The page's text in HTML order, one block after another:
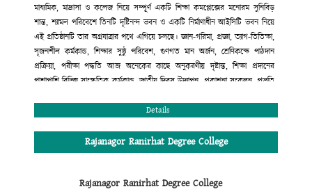
মাধ্যমিক, মাদ্রাসা ও কলেজ নিয়ে সম্পূর্ণ একটি শিক্ষা কমপ্লেক্সের মনোরম সুনিবিড়
শান্ত, শ্যামল পরিবেশে তিনটি দৃষ্টিনন্দ ভবন ও একটি নির্মাণাধীন আইসিটি ভবন নিয়ে
এই প্রতিষ্ঠানটি তার অগ্রযাত্রার পথে এগিয়ে চলছে। জ্ঞান-গরিমা, প্রজ্ঞা, ত্যাগ-তিতিক্ষা,
সৃজনশীল কর্মকান্ড, শিক্ষার সুষ্ঠু পরিবেশ, গুণগত মান অর্জন, শ্রেণিকক্ষে পাঠদান
প্রক্রিয়া, পরীক্ষা পদ্ধতি আজ অনেকের কাছে অনুকরণীয় দৃষ্টান্ত, শিক্ষা প্রদানের
পাশাপাশি বিভিন্ন সাংস্কৃতিক কর্মকান্ড, জাতীয় দিবস উদ্যাপন, প্রকাশনা সংকলন, প্রভৃতি
সাংস্কৃতির চর্চায় এ প্রতিষ্ঠান অগ্রণী ভূমিকা পালন করছে। শিক্ষা প্রদানের ক্ষেত্রে সম্পূর্ণ
শিক্ষাকার্যক্রম সন্নিবেশিত অ্যাকাডেমিক ক্যালেন্ডার, ধুমপান রাজনীতিমুক্ত পরিবেশ
অত্যন্ত যত্মসহকারে দক্ষ, অভিজ্ঞ শিক্ষকমন্ডলী দ্বারা পাঠদান। এরই ফলশ্রুতি বরাবর এ
ক্ষেত্রে দ্বিতীয় স্থান অধিকার করে আসছে। এছাড়া কলেজের অভ্যন্তরীণ আইন-শৃঙ্খলা
Details
Rajanagor Ranirhat Degree College
Rajanagor Ranirhat Degree College